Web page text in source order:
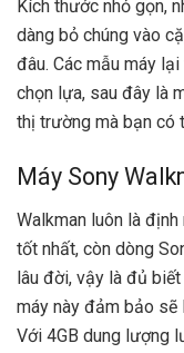
Kích thước nhỏ gọn,
dàng bỏ chúng vào
đâu. Các mẫu máy
chọn lựa, sau đây là
thị trường mà bạn có
Máy Sony
Walkman luôn là
tốt nhất, còn dòng
lâu đời, vậy là đủ
máy này đảm bảo sẽ
Với 4GB dung lượng